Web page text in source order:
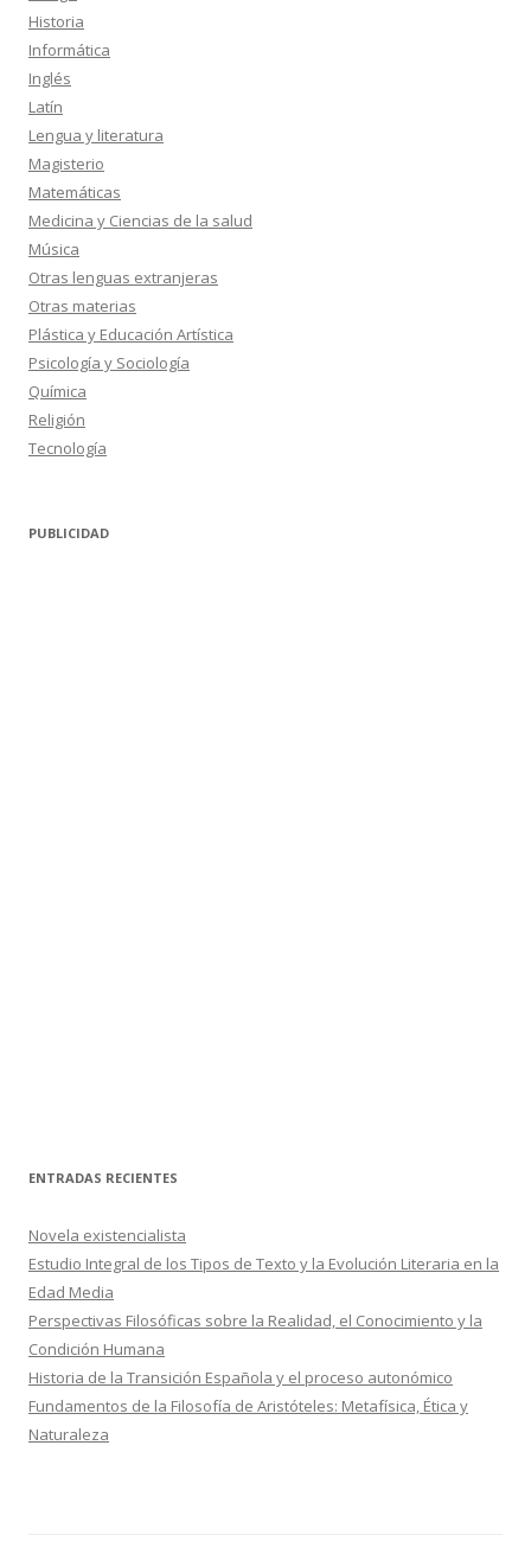
Historia
Informática
Inglés
Latín
Lengua y literatura
Magisterio
Matemáticas
Medicina y Ciencias de la salud
Música
Otras lenguas extranjeras
Otras materias
Plástica y Educación Artística
Psicología y Sociología
Química
Religión
Tecnología
PUBLICIDAD
ENTRADAS RECIENTES
Novela existencialista
Estudio Integral de los Tipos de Texto y la Evolución Literaria en la
Edad Media
Perspectivas Filosóficas sobre la Realidad, el Conocimiento y la
Condición Humana
Historia de la Transición Española y el proceso autonómico
Fundamentos de la Filosofía de Aristóteles: Metafísica, Ética y
Naturaleza